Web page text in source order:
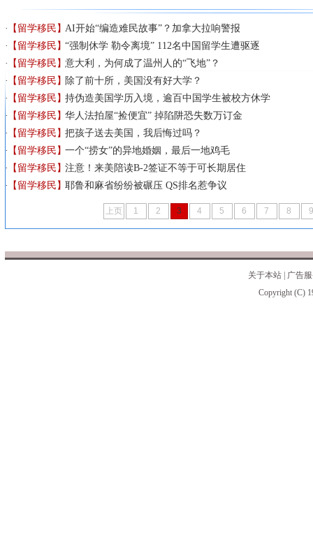
【留学移民】AI开始“编造难民故事”？加拿大拉响警报
【留学移民】“强制休学 勒令离境” 112名中国留学生遭驱逐
【留学移民】意大利，为何成了温州人的“飞地”？
【留学移民】 除了前十所，美国没有好大学？
【留学移民】持伪造美国学历入境，逾百中国学生被校方休学
【留学移民】华人法拍屋“捡便宜” 掉陷阱恐失数万订金
【留学移民】把孩子送去美国，我后悔过吗？
【留学移民】一个“捞女”的异地婚姻，最后一地鸡毛
【留学移民】注意！来美陪读B-2签证不等于可长期居住
【留学移民】耶鲁和麻省纷纷被碾压 QS排名惹争议
上页 1 2 3 4 5 6 7 8 9
关于本站
广告
Copyright (C)